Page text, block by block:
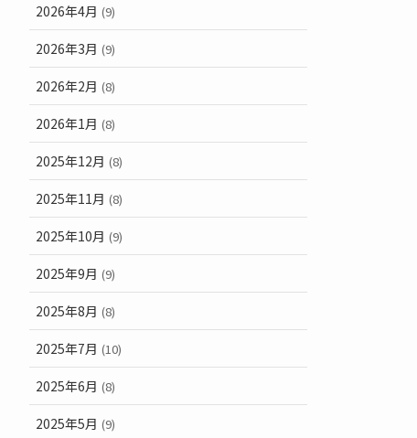
2026年4月 (9)
2026年3月 (9)
2026年2月 (8)
2026年1月 (8)
2025年12月 (8)
2025年11月 (8)
2025年10月 (9)
2025年9月 (9)
2025年8月 (8)
2025年7月 (10)
2025年6月 (8)
2025年5月 (9)